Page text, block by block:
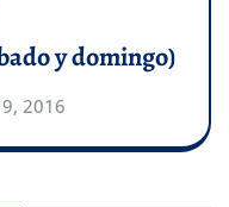
y domingo)
2016